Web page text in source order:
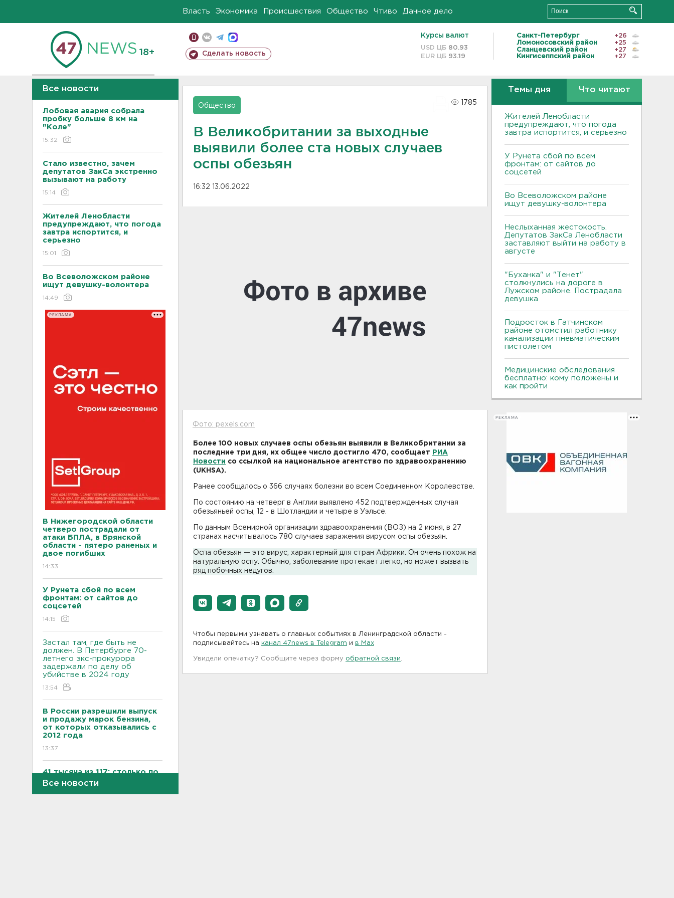
Власть Экономика Происшествия Общество Чтиво Дачное дело
18+ Сделать новость
Курсы валют
USD ЦБ 80.93
EUR ЦБ 93.19
Санкт-Петербург
+26
Ломоносовский район
+25
Сланцевский район
+27
Кингисеппский район
+27
Все новости
Лобовая авария собрала
пробку больше 8 км на
"Коле"
15:32
Стало известно, зачем
депутатов ЗакСа экстренно
вызывают на работу
15:14
Жителей Ленобласти
предупреждают, что погода
завтра испортится, и
серьезно
15:01
Во Всеволожском районе
ищут девушку-волонтера
14:49
РЕКЛАМА
В Нижегородской области
четверо пострадали от
атаки БПЛА, в Брянской
области - пятеро раненых и
двое погибших
14:33
У Рунета сбой по всем
фронтам: от сайтов до
соцсетей
14:15
Застал там, где быть не
должен. В Петербурге 70-
летнего экс-прокурора
задержали по делу об
убийстве в 2024 году
13:54
В России разрешили выпуск
и продажу марок бензина,
от которых отказывались с
2012 года
13:37
41 тысяча из 117: столько по
отдельной квоте прошли в
университеты участники
СВО и их дети
Все новости
Общество
1785
В Великобритании за выходные
выявили более ста новых случаев
оспы обезьян
16:32 13.06.2022
Фото: pexels.com
Более 100 новых случаев оспы обезьян выявили в Великобритании за
последние три дня, их общее число достигло 470, сообщает
РИА
Новости со ссылкой на национальное агентство по здравоохранению
(UKHSA).
Ранее сообщалось о 366 случаях болезни во всем Соединенном Королевстве.
По состоянию на четверг в Англии выявлено 452 подтвержденных случая
обезьяньей оспы, 12 - в Шотландии и четыре в Уэльсе.
По данным Всемирной организации здравоохранения (ВОЗ) на 2 июня, в 27
странах насчитывалось 780 случаев заражения вирусом оспы обезьян.
Оспа обезьян — это вирус, характерный для стран Африки. Он очень похож на
натуральную оспу. Обычно, заболевание протекает легко, но может вызвать
ряд побочных недугов.
Чтобы первыми узнавать о главных событиях в Ленинградской области -
подписывайтесь на канал 47news в Telegram и в Maх
Увидели опечатку? Сообщите через форму обратной связи
Темы дня Что читают
Жителей Ленобласти
предупреждают, что погода
завтра испортится, и серьезно
У Рунета сбой по всем
фронтам: от сайтов до
соцсетей
Во Всеволожском районе
ищут девушку-волонтера
Неслыханная жестокость.
Депутатов ЗакСа Ленобласти
заставляют выйти на работу в
августе
"Буханка" и "Тенет"
столкнулись на дороге в
Лужском районе. Пострадала
девушка
Подросток в Гатчинском
районе отомстил работнику
канализации пневматическим
пистолетом
Медицинские обследования
бесплатно: кому положены и
как пройти
РЕКЛАМА